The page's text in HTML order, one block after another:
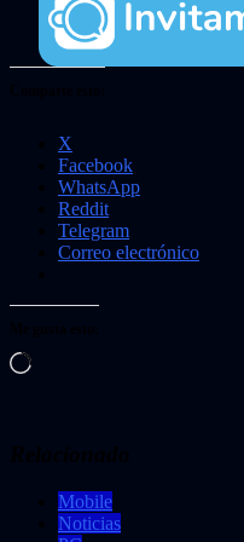
X
Facebook
WhatsApp
Reddit
Telegram
Correo electrónico
Cargando...
Mobile
Noticias